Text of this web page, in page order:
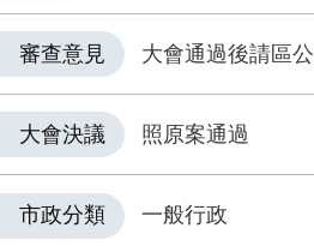
審查意見 大會通過後請區
大會決議 照原案通過
市政分類 一般行政